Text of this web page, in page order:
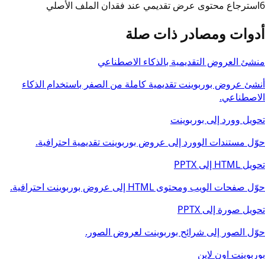
6استرجاع محتوى عرض تقديمي عند فقدان الملف الأصلي
أدوات ومصادر ذات صلة
منشئ العروض التقديمية بالذكاء الاصطناعي
أنشئ عروض بوربوينت تقديمية كاملة من الصفر باستخدام الذكاء
الاصطناعي.
تحويل وورد إلى بوربوينت
حوّل مستندات الوورد إلى عروض بوربوينت تقديمية احترافية.
تحويل HTML إلى PPTX
حوّل صفحات الويب ومحتوى HTML إلى عروض بوربوينت احترافية.
تحويل صورة إلى PPTX
حوّل الصور إلى شرائح بوربوينت لعروض الصور.
بوربوينت اون لاين